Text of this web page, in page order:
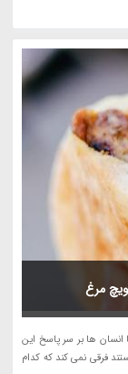
مرغ
انسان ها بر سر پاسخ این
فرقی نمی کند که کدام